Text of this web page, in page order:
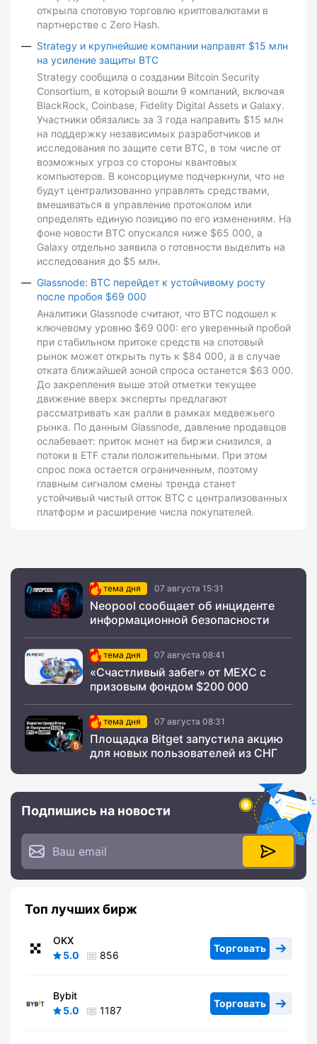
открыла спотовую торговлю криптовалютами в
партнерстве с Zero Hash.
Strategy и крупнейшие компании направят $15 млн
на усиление защиты BTC
Strategy сообщила о создании Bitcoin Security
Consortium, в который вошли 9 компаний, включая
BlackRock, Coinbase, Fidelity Digital Assets и Galaxy.
Участники обязались за 3 года направить $15 млн
на поддержку независимых разработчиков и
исследования по защите сети BTC, в том числе от
возможных угроз со стороны квантовых
компьютеров. В консорциуме подчеркнули, что не
будут централизованно управлять средствами,
вмешиваться в управление протоколом или
определять единую позицию по его изменениям. На
фоне новости BTC опускался ниже $65 000, а
Galaxy отдельно заявила о готовности выделить на
исследования до $5 млн.
Glassnode: BTC перейдет к устойчивому росту
после пробоя $69 000
Аналитики Glassnode считают, что BTC подошел к
ключевому уровню $69 000: его уверенный пробой
при стабильном притоке средств на спотовый
рынок может открыть путь к $84 000, а в случае
отката ближайшей зоной спроса останется $63 000.
До закрепления выше этой отметки текущее
движение вверх эксперты предлагают
рассматривать как ралли в рамках медвежьего
рынка. По данным Glassnode, давление продавцов
ослабевает: приток монет на биржи снизился, а
потоки в ETF стали положительными. При этом
спрос пока остается ограниченным, поэтому
главным сигналом смены тренда станет
устойчивый чистый отток BTC с централизованных
платформ и расширение числа покупателей.
тема дня 07 августа 15:31
Neopool сообщает об инциденте
информационной безопасности
тема дня 07 августа 08:41
«Счастливый забег» от MEXC с
призовым фондом $200 000
тема дня 07 августа 08:31
Площадка Bitget запустила акцию
для новых пользователей из СНГ
Подпишись на новости
Топ лучших бирж
OKX
5.0
856
Торговать
Bybit
5.0
1187
Торговать